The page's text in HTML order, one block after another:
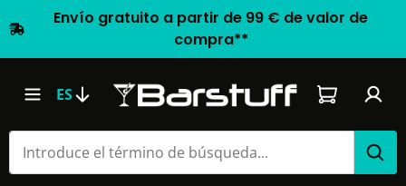
Envío gratuito a partir de 99 € de valor de
compra**
ES El carrito